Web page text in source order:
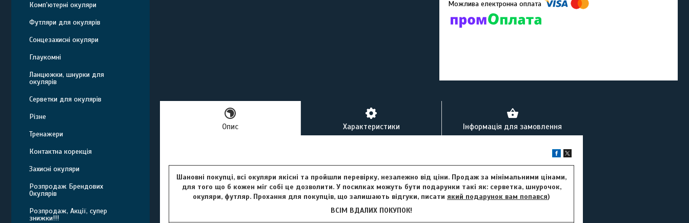
Опис Характеристики Інформація для замовлення
Шановні покупці, всі окуляри якісні та пройшли перевірку, незалежно від ціни. Продаж за мінімальними цінами,
для того що б кожен міг собі це дозволити. У посилках можуть бути подарунки такі як: серветка, шнурочок,
окуляри, футляр. Прохання для покупців, що залишають відгуки, писати який подарунок вам попався)
ВСІМ ВДАЛИХ ПОКУПОК!
Комп'ютерні окуляри
Футляри для окулярів
Сонцезахисні окуляри
Глаукомні
Ланцюжки, шнурки для
окулярів
Серветки для окулярів
Різне
Тренажери
Контактна корекція
Захисні окуляри
Розпродаж Брендових
Окулярів
Розпродаж, Акції, супер
знижки!!!